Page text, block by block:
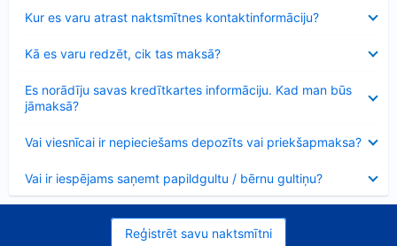
Kur es varu atrast naktsmītnes kontaktinformāciju?
Kā es varu redzēt, cik tas maksā?
Es norādīju savas kredītkartes informāciju. Kad man būs
jāmaksā?
Vai viesnīcai ir nepieciešams depozīts vai priekšapmaksa?
Vai ir iespējams saņemt papildgultu / bērnu gultiņu?
Reģistrēt savu naktsmītni